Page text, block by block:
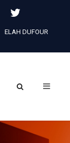
ELAH DUFOUR